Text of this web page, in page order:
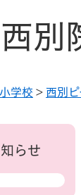
別
学校 > 西別
らせ